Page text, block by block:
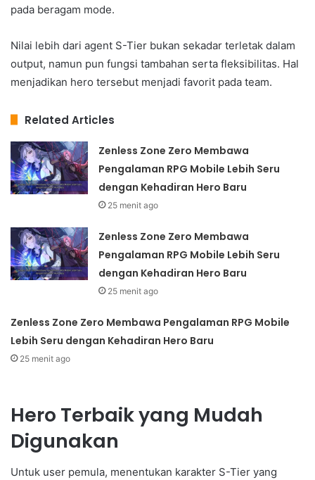
pada beragam mode.
Nilai lebih dari agent S-Tier bukan sekadar terletak dalam
output, namun pun fungsi tambahan serta fleksibilitas. Hal
menjadikan hero tersebut menjadi favorit pada team.
Related Articles
Zenless Zone Zero Membawa
Pengalaman RPG Mobile Lebih Seru
dengan Kehadiran Hero Baru
25 menit ago
Zenless Zone Zero Membawa
Pengalaman RPG Mobile Lebih Seru
dengan Kehadiran Hero Baru
25 menit ago
Zenless Zone Zero Membawa Pengalaman RPG Mobile
Lebih Seru dengan Kehadiran Hero Baru
25 menit ago
Hero Terbaik yang Mudah
Digunakan
Untuk user pemula, menentukan karakter S-Tier yang